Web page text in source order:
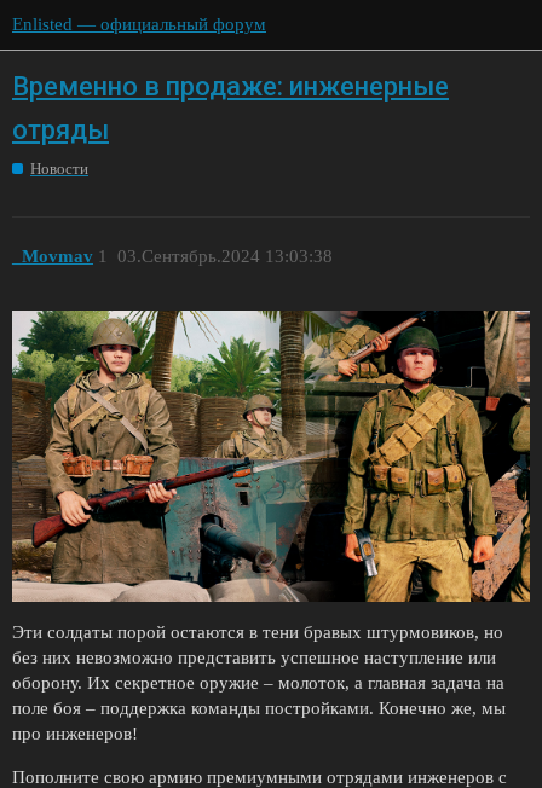
Enlisted — официальный форум
Временно в продаже: инженерные
отряды
Новости
_Movmav 03.Сентябрь.2024 13:03:38
1
Эти солдаты порой остаются в тени бравых штурмовиков, но
без них невозможно представить успешное наступление или
оборону. Их секретное оружие – молоток, а главная задача на
поле боя – поддержка команды постройками. Конечно же, мы
про инженеров!
Пополните свою армию премиумными отрядами инженеров с